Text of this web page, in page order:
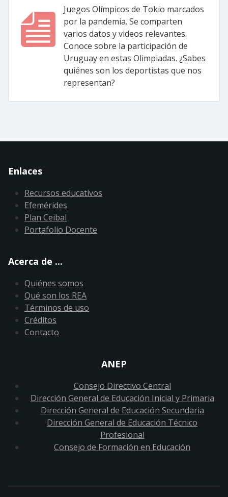
Juegos Olímpicos de Tokio marcados
por la pandemia. Se comparten
varios datos y videos relevantes.
Conoce sobre la participación de
Uruguay en estas Olimpiadas. ¿Sabes
quiénes son los deportistas que nos
representan?
Enlaces
Recursos educativos
Efemérides
Plan Ceibal
Portafolio Docente
Acerca de ...
Quiénes somos
Qué son los REA
Términos de uso
Créditos
Contacto
ANEP
Consejo Directivo Central
Dirección General de Educación Inicial y Primaria
Dirección General de Educación Secundaria
Dirección General de Educación Técnico
Profesional
Consejo de Formación en Educación